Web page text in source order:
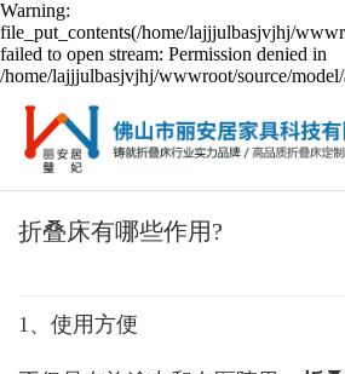
Warning:
file_put_contents(/home/lajjjulbasjvjhj/
failed to open stream: Permission denied in
/home/lajjjulbasjvjhj/wwwroot/source/
折叠床有哪些作用?
1、使用方便